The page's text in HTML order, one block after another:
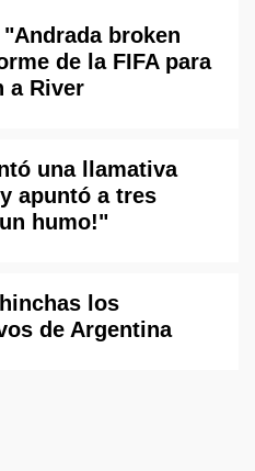
broken
de la FIFA para
a River
una llamativa
apuntó a tres
humo!"
los
de Argentina